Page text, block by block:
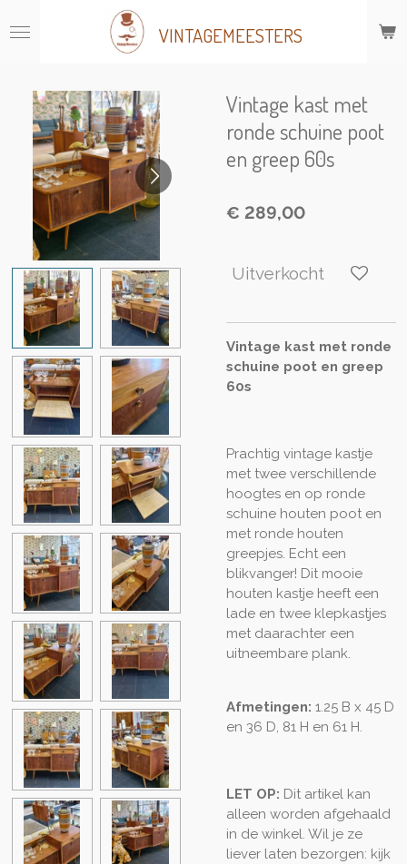
direct
hoofdinhoud
VINTAGEMEESTERS
Vintage kast met
ronde schuine poot
en greep 60s
€ 289,00
Uitverkocht
Vintage kast met ronde
schuine poot en greep
60s
Prachtig vintage kastje
met twee verschillende
hoogtes en op ronde
schuine houten poot en
met ronde houten
greepjes. Echt een
blikvanger! Dit mooie
houten kastje heeft een
lade en twee klepkastjes
met daarachter een
uitneembare plank.
Afmetingen: 1.25 B x 45 D
en 36 D, 81 H en 61 H.
LET OP: Dit artikel kan
alleen worden afgehaald
in de winkel. Wil je ze
liever laten bezorgen: kijk